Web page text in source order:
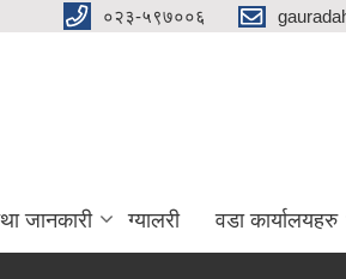
०२३-५९७००६
जानकारी ग्यालरी वडा कार्यालयहरु